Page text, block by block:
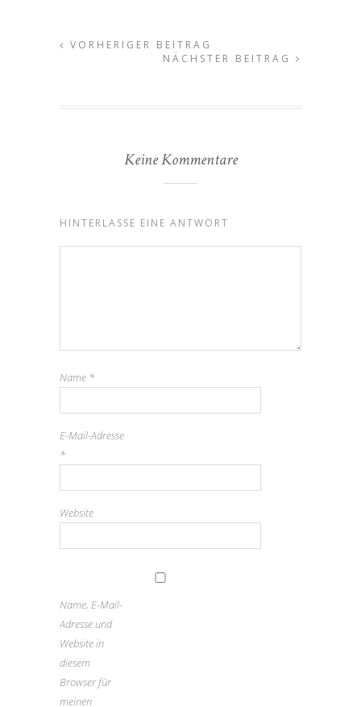
VORHERIGER BEITRAG
NÄCHSTER BEITRAG
Keine Kommentare
HINTERLASSE EINE ANTWORT
Name *
E-Mail-Adresse
*
Website
Name, E-Mail-
Adresse und
Website in
diesem
Browser für
meinen